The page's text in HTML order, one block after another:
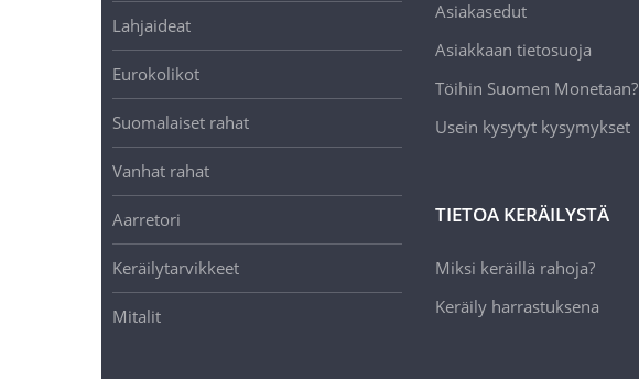
Lahjaideat
Eurokolikot
Suomalaiset rahat
Vanhat rahat
Aarretori
Keräilytarvikkeet
Mitalit
Asiakasedut
Asiakkaan tietosuoja
Töihin Suomen Monetaan?
Usein kysytyt kysymykset
TIETOA KERÄILYSTÄ
Miksi keräillä rahoja?
Keräily harrastuksena